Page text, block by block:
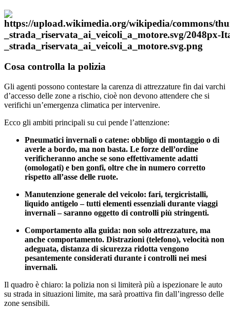
Cosa controlla la polizia
Gli agenti possono contestare la carenza di attrezzature fin dai varchi
d’accesso delle zone a rischio, cioè non devono attendere che si
verifichi un’emergenza climatica per intervenire.
Ecco gli ambiti principali su cui pende l’attenzione:
Pneumatici invernali o catene: obbligo di montaggio o di
averle a bordo, ma non basta. Le forze dell’ordine
verificheranno anche se sono effettivamente adatti
(omologati) e ben gonfi, oltre che in numero corretto
rispetto all’asse delle ruote.
Manutenzione generale del veicolo: fari, tergicristalli,
liquido antigelo – tutti elementi essenziali durante viaggi
invernali – saranno oggetto di controlli più stringenti.
Comportamento alla guida: non solo attrezzature, ma
anche comportamento. Distrazioni (telefono), velocità non
adeguata, distanza di sicurezza ridotta vengono
pesantemente considerati durante i controlli nei mesi
invernali.
Il quadro è chiaro: la polizia non si limiterà più a ispezionare le auto
su strada in situazioni limite, ma sarà proattiva fin dall’ingresso delle
zone sensibili.